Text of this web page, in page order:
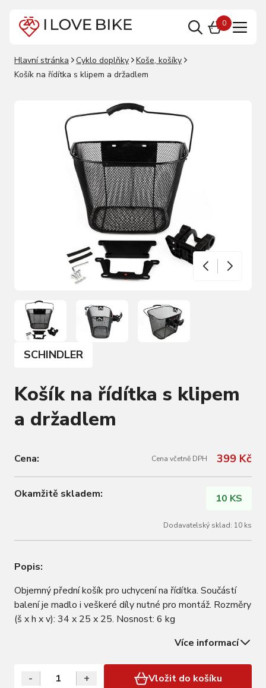
0
Hlavní stránka Cyklo doplňky
Koše, košíky
Košík na řídítka s klipem a držadlem
SCHINDLER
Košík na řídítka s klipem
a držadlem
Cena: Cena včetně DPH 399 Kč
Okamžitě skladem: 10 KS
Dodavatelský sklad: 10 ks
Popis:
Objemný přední košík pro uchycení na řídítka. Součástí
balení je madlo i veškeré díly nutné pro montáž. Rozměry
(š x h x v): 34 x 25 x 25. Nosnost: 6 kg
Více informací
- + Vložit do košíku